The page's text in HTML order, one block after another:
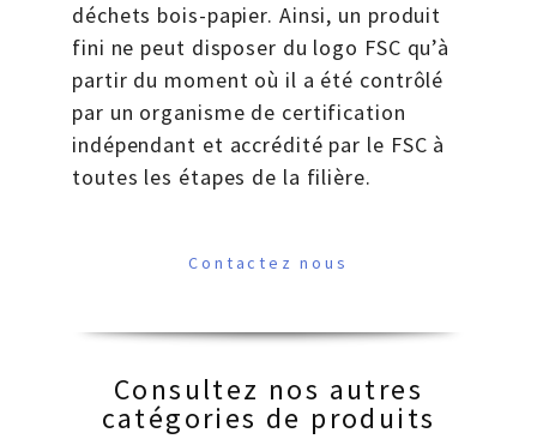
déchets bois-papier. Ainsi, un produit
fini ne peut disposer du logo FSC qu’à
partir du moment où il a été contrôlé
par un organisme de certification
indépendant et accrédité par le FSC à
toutes les étapes de la filière.
Contactez nous
Consultez nos autres
catégories de produits